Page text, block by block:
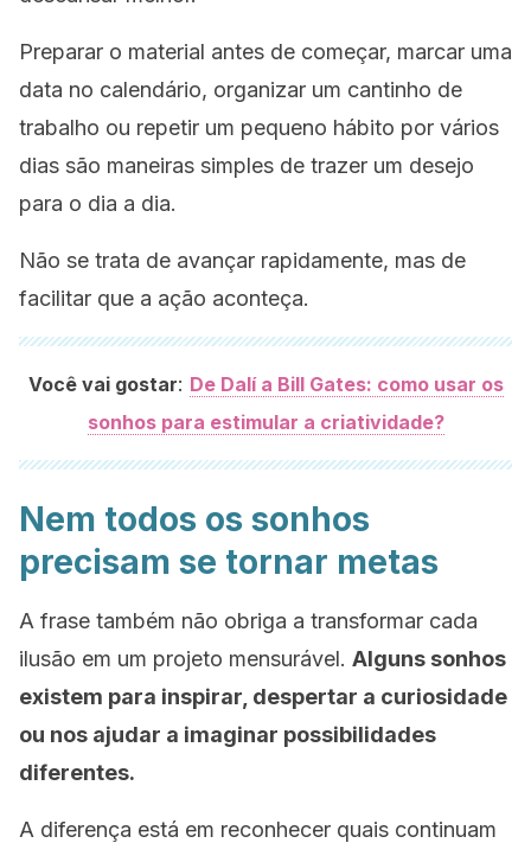
Preparar o material antes de começar, marcar uma
data no calendário, organizar um cantinho de
trabalho ou repetir um pequeno hábito por vários
dias são maneiras simples de trazer um desejo
para o dia a dia.
Não se trata de avançar rapidamente, mas de
facilitar que a ação aconteça.
Você vai gostar: De Dalí a Bill Gates: como usar os
sonhos para estimular a criatividade?
Nem todos os sonhos
precisam se tornar metas
A frase também não obriga a transformar cada
ilusão em um projeto mensurável. Alguns sonhos
existem para inspirar, despertar a curiosidade
ou nos ajudar a imaginar possibilidades
diferentes.
A diferença está em reconhecer quais continuam